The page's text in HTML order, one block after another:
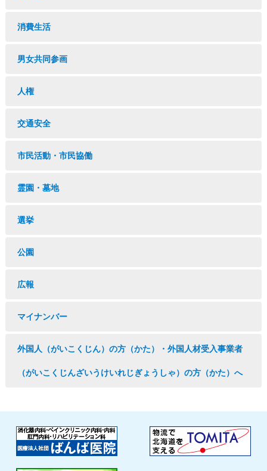
消費生活
男女共同参画
人権
交通安全
市民活動・市民協働
霊園・墓地
選挙
公園
広報
マイナンバー
外国人（がいこくじん）の方（かた）・外国人材受入事業者
（がいこくじんざいうけいれじぎょうしゃ）の方（かた）へ